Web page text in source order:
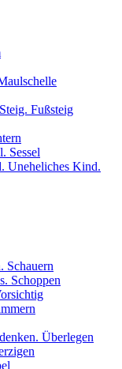
Fußsteig
Sessel
Uneheliches Kind.
Schauern
Schoppen
Überlegen